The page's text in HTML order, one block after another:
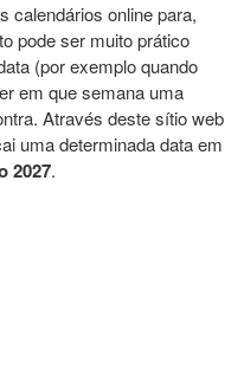
calendários online para,
pode ser muito prático
(por exemplo quando
em que semana uma
Através deste sítio web
uma determinada data em
2027.